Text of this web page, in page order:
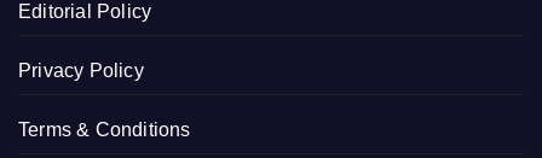
Editorial Policy
Privacy Policy
Terms & Conditions